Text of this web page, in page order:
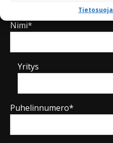
Tietosuoja
Nimi*
Yritys
Puhelinnumero*